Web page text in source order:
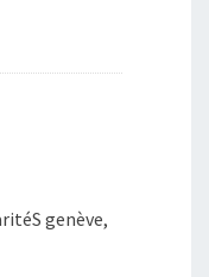
genève,